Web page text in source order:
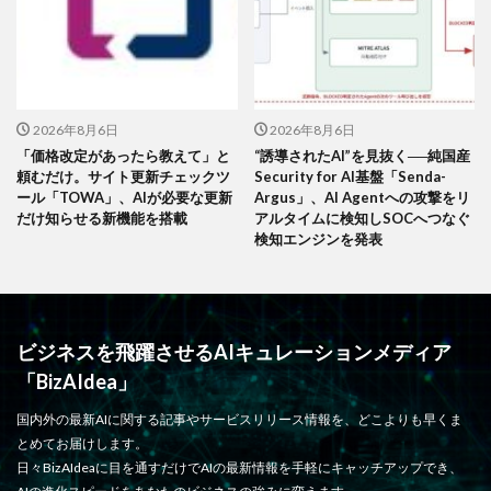
2026年8月6日
「価格改定があったら教えて」と
頼むだけ。サイト更新チェックツ
ール「TOWA」、AIが必要な更新
だけ知らせる新機能を搭載
2026年8月6日
“誘導されたAI”を見抜く──純国産
Security for AI基盤「Senda-
Argus」、AI Agentへの攻撃をリ
アルタイムに検知しSOCへつなぐ
検知エンジンを発表
ビジネスを飛躍させるAIキュレーションメディア
「BizAIdea」
国内外の最新AIに関する記事やサービスリリース情報を、どこよりも早くま
とめてお届けします。
日々BizAIdeaに目を通すだけでAIの最新情報を手軽にキャッチアップでき、